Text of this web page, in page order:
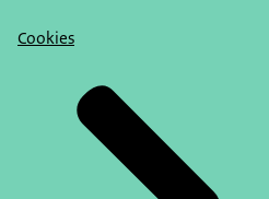
Cookies